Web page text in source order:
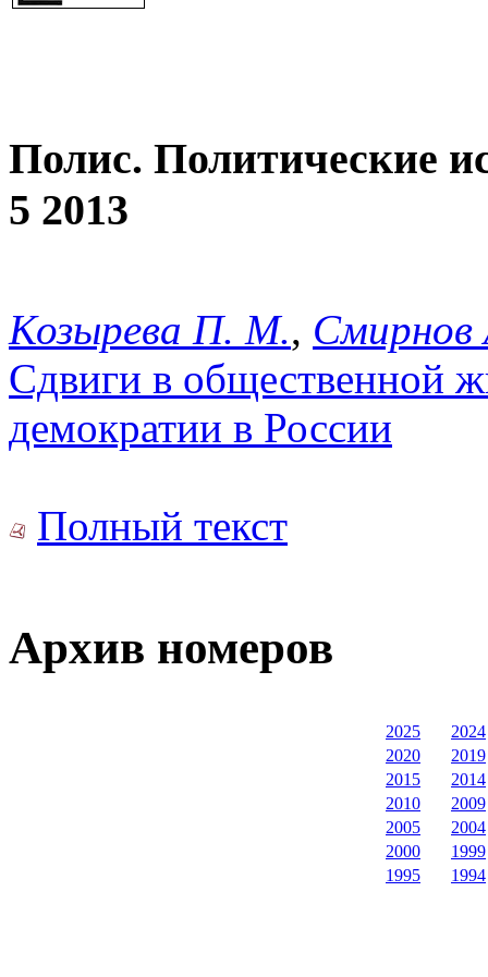
Полис. Политические
5 2013
Козырева П. М.,
Сдвиги в общественной
демократии в России
Полный текст
Архив номеров
2025
2024
2020
2019
2015
2014
2010
2009
2005
2004
2000
1999
1995
1994